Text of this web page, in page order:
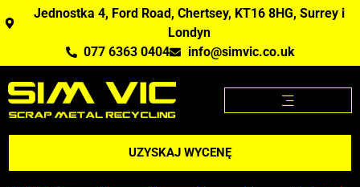
Jednostka 4, Ford Road, Chertsey, KT16 8HG, Surrey i
Londyn
077 6363 0404
info@simvic.co.uk
UZYSKAJ WYCENĘ